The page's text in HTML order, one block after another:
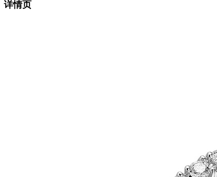
详情页